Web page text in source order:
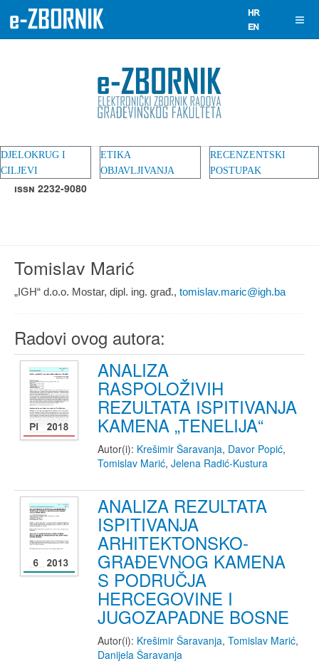
DJELOKRUG I
CILJEVI
ETIKA
OBJAVLJIVANJA
RECENZENTSKI
POSTUPAK
ISSN 2232-9080
Tomislav Marić
„IGH“ d.o.o. Mostar, dipl. ing. građ., tomislav.maric@igh.ba
Radovi ovog autora:
ANALIZA
RASPOLOŽIVIH
REZULTATA ISPITIVANJA
KAMENA „TENELIJA“
Autor(i): Krešimir Šaravanja, Davor Popić,
Tomislav Marić, Jelena Radić-Kustura
ANALIZA REZULTATA
ISPITIVANJA
ARHITEKTONSKO-
GRAĐEVNOG KAMENA
S PODRUČJA
HERCEGOVINE I
JUGOZAPADNE BOSNE
Autor(i): Krešimir Šaravanja, Tomislav Marić,
Danijela Šaravanja